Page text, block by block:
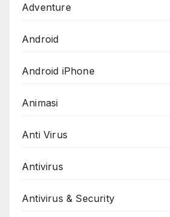
Adventure
Android
Android iPhone
Animasi
Anti Virus
Antivirus
Antivirus & Security